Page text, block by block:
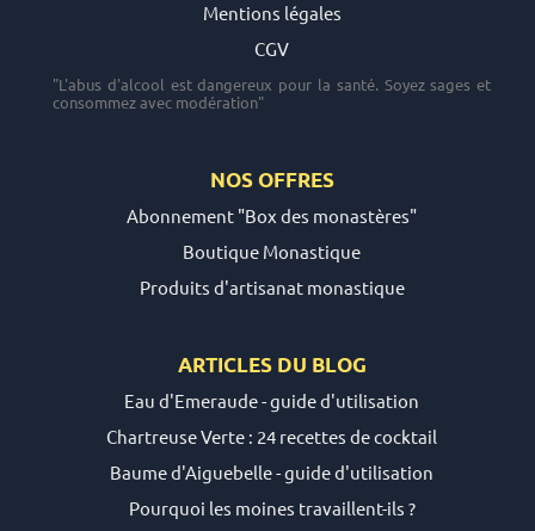
Mentions légales
CGV
"L'abus d'alcool est dangereux pour la santé. Soyez sages et
consommez avec modération"
NOS OFFRES
Abonnement "Box des monastères"
Boutique Monastique
Produits d'artisanat monastique
ARTICLES DU BLOG
Eau d'Emeraude - guide d'utilisation
Chartreuse Verte : 24 recettes de cocktail
Baume d'Aiguebelle - guide d'utilisation
Pourquoi les moines travaillent-ils ?